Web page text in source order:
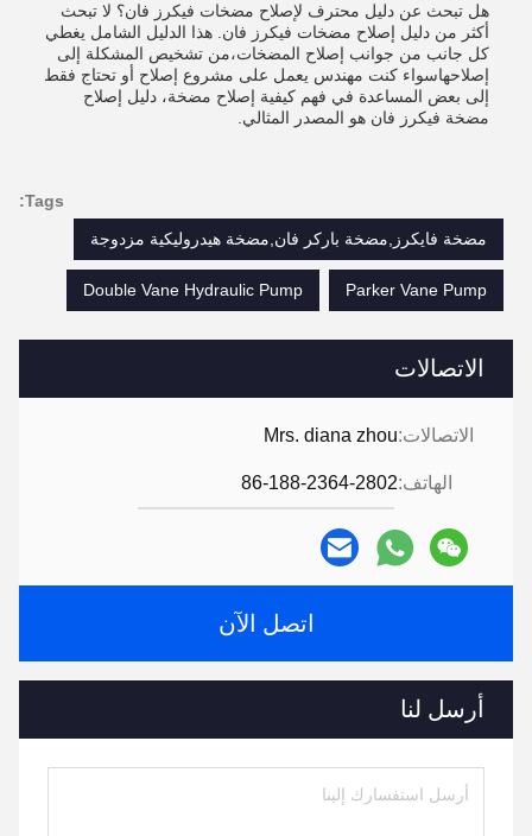
الاتصالات
الاتصالات:Mrs. diana zhou
الهاتف:86-188-2364-2802
اتصل الآن
أرسل لنا
هل تبحث عن دليل محترف لإصلاح مضخات فيكرز فان؟ لا تبحث
أكثر من دليل إصلاح مضخات فيكرز فان. هذا الدليل الشامل يغطي
كل جانب من جوانب إصلاح المضخات،من تشخيص المشكلة إلى
إصلاحهاسواء كنت مهندس يعمل على مشروع إصلاح أو تحتاج فقط
إلى بعض المساعدة في فهم كيفية إصلاح مضخة، دليل إصلاح
مضخة فيكرز فان هو المصدر المثالي.
Tags:
مضخة فايكرز,مضخة باركر فان,مضخة هيدروليكية مزدوجة
Parker Vane Pump
Double Vane Hydraulic Pump